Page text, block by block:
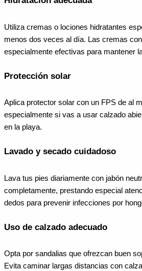
Utiliza cremas o lociones hidratantes
menos dos veces al día. Las cremas
especialmente efectivas para mantener
Protección solar
Aplica protector solar con un FPS de al
especialmente si vas a usar calzado
en la playa.
Lavado y secado cuidadoso
Lava tus pies diariamente con jabón
completamente, prestando especial
dedos para prevenir infecciones por
Uso de calzado adecuado
Opta por sandalias que ofrezcan buen
Evita caminar largas distancias con